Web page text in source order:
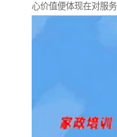
心价值便体现在对服